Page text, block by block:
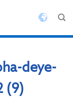
deye-
(9)